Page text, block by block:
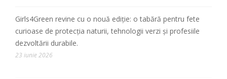
Girls4Green revine cu o nouă ediție: o tabără pentru fete
curioase de protecția naturii, tehnologii verzi și profesiile
dezvoltării durabile.
23 iunie 2026